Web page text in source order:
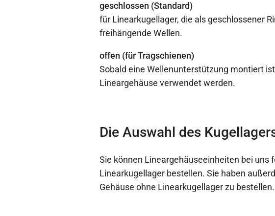
geschlossen (Standard)
für Linearkugellager, die als geschlossener
freihängende Wellen.
offen (für Tragschienen)
Sobald eine Wellenunterstützung montiert
Lineargehäuse verwendet werden.
Die Auswahl des
Sie können Lineargehäuseeinheiten bei uns
Linearkugellager bestellen. Sie haben
Gehäuse ohne Linearkugellager zu bestellen.